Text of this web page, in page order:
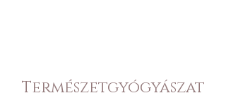
Természetgyógyászat